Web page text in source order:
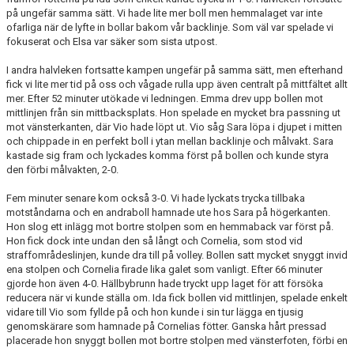
på ungefär samma sätt. Vi hade lite mer boll men hemmalaget var inte
ofarliga när de lyfte in bollar bakom vår backlinje. Som väl var spelade vi
fokuserat och Elsa var säker som sista utpost.
I andra halvleken fortsatte kampen ungefär på samma sätt, men efterhand
fick vi lite mer tid på oss och vågade rulla upp även centralt på mittfältet allt
mer. Efter 52 minuter utökade vi ledningen. Emma drev upp bollen mot
mittlinjen från sin mittbacksplats. Hon spelade en mycket bra passning ut
mot vänsterkanten, där Vio hade löpt ut. Vio såg Sara löpa i djupet i mitten
och chippade in en perfekt boll i ytan mellan backlinje och målvakt. Sara
kastade sig fram och lyckades komma först på bollen och kunde styra
den förbi målvakten, 2-0.
Fem minuter senare kom också 3-0. Vi hade lyckats trycka tillbaka
motståndarna och en andraboll hamnade ute hos Sara på högerkanten.
Hon slog ett inlägg mot bortre stolpen som en hemmaback var först på.
Hon fick dock inte undan den så långt och Cornelia, som stod vid
straffområdeslinjen, kunde dra till på volley. Bollen satt mycket snyggt invid
ena stolpen och Cornelia firade lika galet som vanligt. Efter 66 minuter
gjorde hon även 4-0. Hällbybrunn hade tryckt upp laget för att försöka
reducera när vi kunde ställa om. Ida fick bollen vid mittlinjen, spelade enkelt
vidare till Vio som fyllde på och hon kunde i sin tur lägga en tjusig
genomskärare som hamnade på Cornelias fötter. Ganska hårt pressad
placerade hon snyggt bollen mot bortre stolpen med vänsterfoten, förbi en